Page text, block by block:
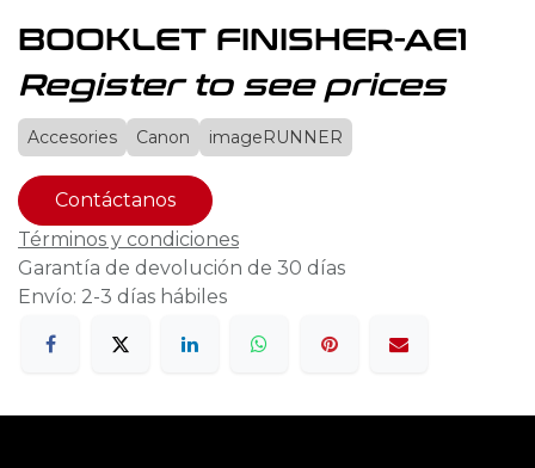
BOOKLET FINISHER-AE1
Register to see prices
Accesories Canon imageRUNNER
Contáctanos
Términos y condiciones
Garantía de devolución de 30 días
Envío: 2-3 días hábiles